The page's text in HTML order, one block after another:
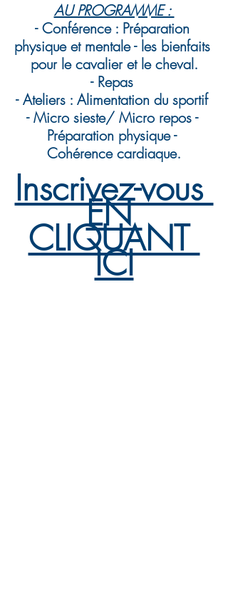
AU PROGRAMME :
- Conférence : Préparation
physique et mentale - les bienfaits
pour le cavalier et le cheval.
- Repas
- Ateliers : Alimentation du sportif
- Micro sieste/ Micro repos -
Préparation physique -
Cohérence cardiaque.
Inscrivez-vous
EN
CLIQUANT
ICI